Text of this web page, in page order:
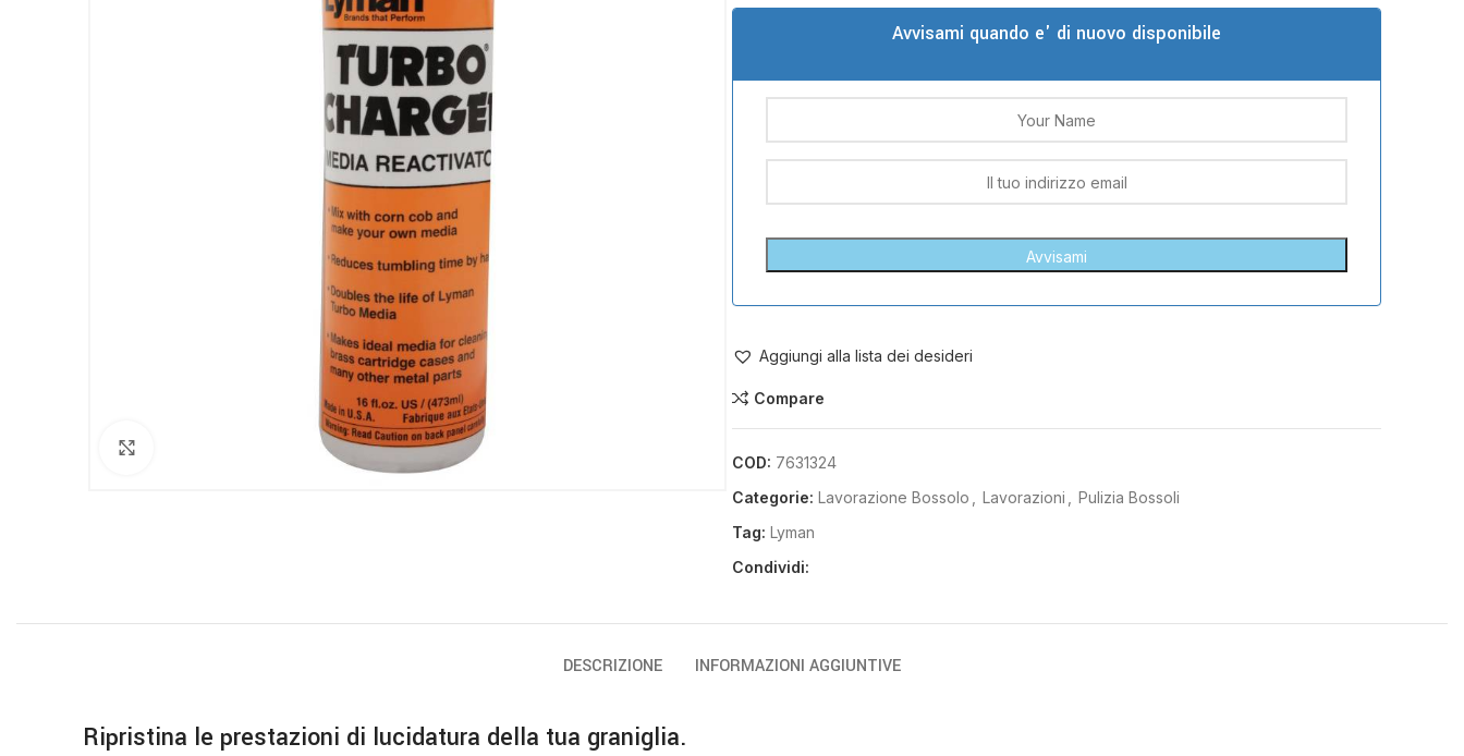
Avvisami quando e' di nuovo disponibile
Aggiungi alla lista dei desideri
Compare
COD: 7631324
Categorie: Lavorazione Bossolo Lavorazioni
Pulizia Bossoli
Tag: Lyman
Condividi:
DESCRIZIONE INFORMAZIONI AGGIUNTIVE
Ripristina le prestazioni di lucidatura della tua graniglia.